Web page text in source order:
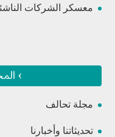
معسكر الشركات
›
مجلة تحالف
تحديثاتنا وأخبارنا